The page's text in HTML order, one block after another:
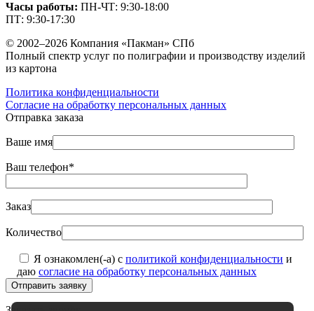
Часы работы: ПН-ЧТ: 9:30-18:00
ПТ: 9:30-17:30
© 2002–2026 Компания «Пакман» СПб
Полный спектр услуг по полиграфии и производству изделий
из картона
Политика конфиденциальности
Согласие на обработку персональных данных
Отправка заказа
Ваше имя
Ваш телефон*
Заказ
Количество
Я ознакомлен(-а) с политикой конфиденциальности и
даю согласие на обработку персональных данных
Отправить заявку